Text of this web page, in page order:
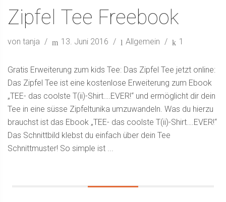
Zipfel Tee Freebook
von tanja 13. Juni 2016 Allgemein 1
Gratis Erweiterung zum kids Tee: Das Zipfel Tee jetzt online:
Das Zipfel Tee ist eine kostenlose Erweiterung zum Ebook
„TEE- das coolste T(ii)-Shirt….EVER!“ und ermöglicht dir dein
Tee in eine süsse Zipfeltunika umzuwandeln. Was du hierzu
brauchst ist das Ebook „TEE- das coolste T(ii)-Shirt….EVER!“
Das Schnittbild klebst du einfach über dein Tee
Schnittmuster! So simple ist ...